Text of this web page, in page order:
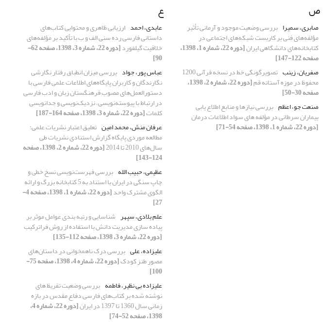
ص
صابری، سمیرا بررسی وضعیت موجود و آرمانی تأثیر
مؤلفه‌های فنی بر کاربست شبکه‌های اجتماعی در
کتابخانه‌های دانشگاهی ایران [دوره 22، شماره 1، 1398،
صفحه 122-147]
صفریان، زینب
تصویرگونگی خط در نسخه قرآنی 1200
محفوظ در موزه آستانه قم [دوره 22، شماره 2، 1398،
صفحه 30-50]
صنعت جو، اعظم بررسی نیازها و منابع اطلاع یابی
بیماران سرطانی در مؤلفه های سواد اطلاعات درمان
[دوره 22، شماره 1، 1398، صفحه 54-71]
ع
عابدی، احمد ارزیابی ظاهری و محتوایی کتاب‌های
داستانی فارسی رده‌ سنی الف و ب با تأکید بر مؤلفه‌های
خلاقیت گیلفورد [دوره 22، شماره 3، 1398، صفحه 62-
90]
عباس پور، جواد بررسی میزان انطباق رفتار نگارشی
نگارندگان و کاربران پایگاه‌های اطلاعات علمی فارسی با
دستورالعمل‌های مصوب فرهنگستان زبان و ادب فارسی
در ارتباط با پیوسته‌نویسی، نزدیک‌نویسی و جدانویسی
کلمات[دوره 22، شماره 3، 1398، صفحه 164-187]
عرفان منش، محمد امین تعلیق اعتبار نشریات علمی:
مطالعه موردی پایگاه گزارش استنادی نشریات طی
سال‌های 2010 تا 2014 [دوره 22، شماره 2، 1398، صفحه
124-143]
عظیمی، حبیب الله بررسی فهرست‌‌نویسی نسخ خطی و
چاپ سنگی در ایران با استناد به 5 کتابخانه بزرگ و ارائه
الگوی مشترک واحد [دوره 22، شماره 1، 1398، صفحه 4-
27]
علم بلادی، سپهر شناسایی و رتبه بندی عوامل موثر بر
پیاده سازی مدیریت دانش با استفاده از روش فراترکیب
[دوره 22، شماره 3، 1398، صفحه 112-135]
علیزاده، علی بررسی درک ناهمخوانی در داستان‌های
مصور طنز کودک [دوره 22، شماره 4، 1398، صفحه 75-
100]
علیزاده بی نظیر، فاطمه بررسی وضعیت تقریظ های
نوشته شده بر کتاب‌های فارسی دفاع مقدس در بازه
زمانی سال 1360 تا 1397 در ایران [دوره 22، شماره 4،
1398، صفحه 52-74]